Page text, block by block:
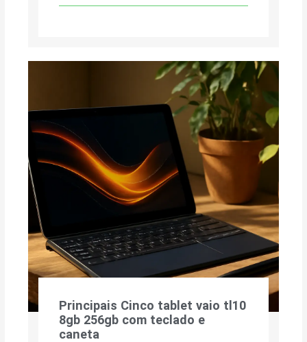
Principais Cinco tablet vaio tl10
8gb 256gb com teclado e
caneta